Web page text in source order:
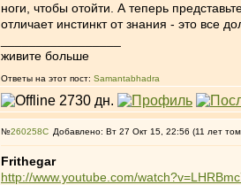
ноги, чтобы отойти. А теперь
отличает инстинкт от знания - это все
живите больше
Ответы на этот пост: Samantabhadra
№260258 Добавлено: Вт 27 Окт 15, 22:56 (11 лет
Frithegar
http://www.youtube.com/